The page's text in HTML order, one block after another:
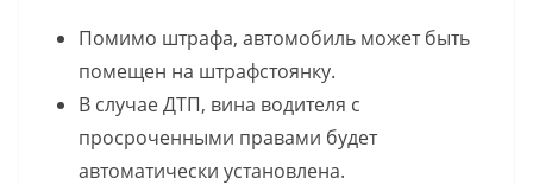
Помимо штрафа, автомобиль может быть
помещен на штрафстоянку.
В случае ДТП, вина водителя с
просроченными правами будет
автоматически установлена.